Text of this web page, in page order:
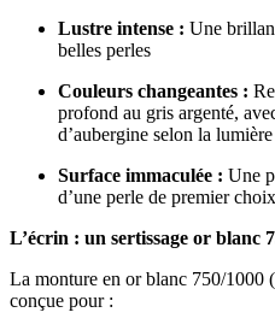
Lustre intense : Une
belles perles
Couleurs changeantes :
profond au gris argenté,
d’aubergine selon la lumière
Surface immaculée : Une
d’une perle de premier choix
L’écrin : un sertissage or blanc
La monture en or blanc 750/1000
conçue pour :